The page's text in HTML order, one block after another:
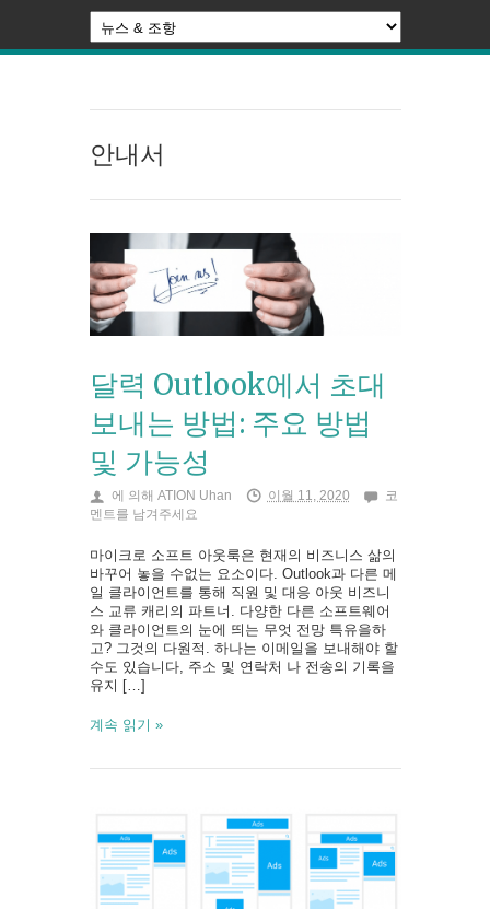
안내서
달력 Outlook에서 초대
보내는 방법: 주요 방법
및 가능성
에 의해 ATION Uhan 이월 11, 2020
코
멘트를 남겨주세요
마이크로 소프트 아웃룩은 현재의 비즈니스 삶의
바꾸어 놓을 수없는 요소이다. Outlook과 다른 메
일 클라이언트를 통해 직원 및 대응 아웃 비즈니
스 교류 캐리의 파트너. 다양한 다른 소프트웨어
와 클라이언트의 눈에 띄는 무엇 전망 특유을하
고? 그것의 다원적. 하나는 이메일을 보내해야 할
수도 있습니다, 주소 및 연락처 나 전송의 기록을
유지 […]
계속 읽기 »